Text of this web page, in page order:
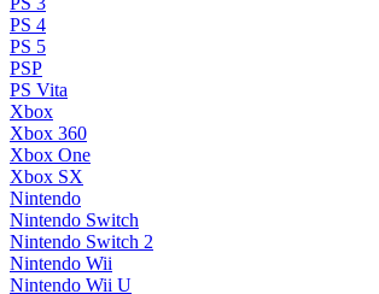
PS 4
PS 5
PSP
PS Vita
Xbox
Xbox 360
Xbox One
Xbox SX
Nintendo
Nintendo Switch
Nintendo Switch 2
Nintendo Wii
Nintendo Wii U